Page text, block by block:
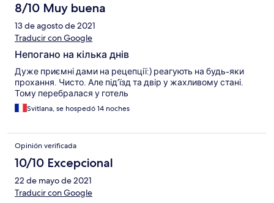
8/10 Muy buena
13 de agosto de 2021
Traducir con Google
Непогано на кілька днів
Дуже приємні дами на рецепції:) реагують на будь-яки
прохання. Чисто. Але під’їзд та двір у жахливому стані.
Тому перебралася у готель
Svitlana, se hospedó 14 noches
Opinión verificada
10/10 Excepcional
22 de mayo de 2021
Traducir con Google